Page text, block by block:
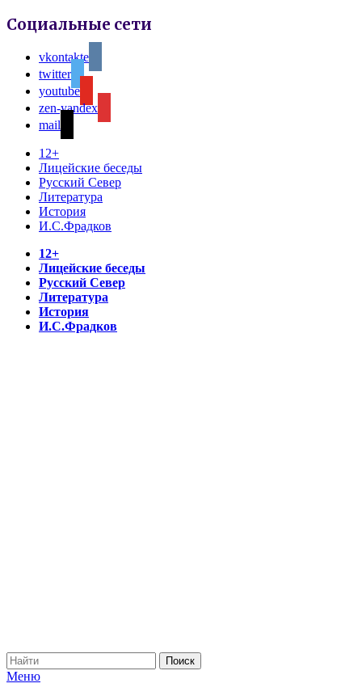
Социальные сети
vkontakte
twitter
youtube
zen-yandex
mail
12+
Лицейские беседы
Русский Север
Литература
История
И.С.Фрадков
12+
Лицейские беседы
Русский Север
Литература
История
И.С.Фрадков
Меню